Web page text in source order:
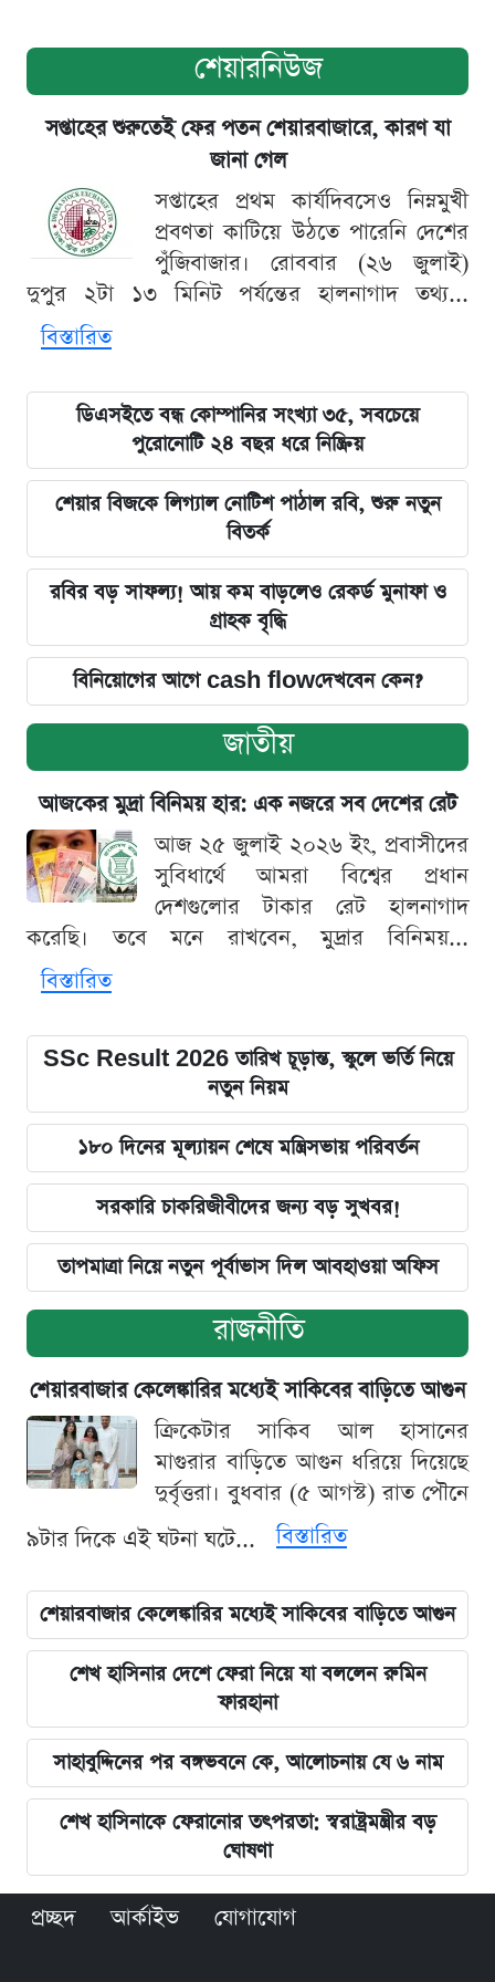
শেয়ারনিউজ
সপ্তাহের শুরুতেই ফের পতন শেয়ারবাজারে, কারণ যা
জানা গেল
সপ্তাহের প্রথম কার্যদিবসেও নিম্নমুখী
প্রবণতা কাটিয়ে উঠতে পারেনি দেশের
পুঁজিবাজার। রোববার (২৬ জুলাই)
দুপুর ২টা ১৩ মিনিট পর্যন্তের হালনাগাদ তথ্য...
বিস্তারিত
ডিএসইতে বন্ধ কোম্পানির সংখ্যা ৩৫, সবচেয়ে
পুরোনোটি ২৪ বছর ধরে নিষ্ক্রিয়
শেয়ার বিজকে লিগ্যাল নোটিশ পাঠাল রবি, শুরু নতুন
বিতর্ক
রবির বড় সাফল্য! আয় কম বাড়লেও রেকর্ড মুনাফা ও
গ্রাহক বৃদ্ধি
বিনিয়োগের আগে cash flowদেখবেন কেন?
জাতীয়
আজকের মুদ্রা বিনিময় হার: এক নজরে সব দেশের রেট
আজ ২৫ জুলাই ২০২৬ ইং, প্রবাসীদের
সুবিধার্থে আমরা বিশ্বের প্রধান
দেশগুলোর টাকার রেট হালনাগাদ
করেছি। তবে মনে রাখবেন, মুদ্রার বিনিময়...
বিস্তারিত
SSc Result 2026 তারিখ চূড়ান্ত, স্কুলে ভর্তি নিয়ে
নতুন নিয়ম
১৮০ দিনের মূল্যায়ন শেষে মন্ত্রিসভায় পরিবর্তন
সরকারি চাকরিজীবীদের জন্য বড় সুখবর!
তাপমাত্রা নিয়ে নতুন পূর্বাভাস দিল আবহাওয়া অফিস
রাজনীতি
শেয়ারবাজার কেলেঙ্কারির মধ্যেই সাকিবের বাড়িতে আগুন
ক্রিকেটার সাকিব আল হাসানের
মাগুরার বাড়িতে আগুন ধরিয়ে দিয়েছে
দুর্বৃত্তরা। বুধবার (৫ আগস্ট) রাত পৌনে
৯টার দিকে এই ঘটনা ঘটে...
বিস্তারিত
শেয়ারবাজার কেলেঙ্কারির মধ্যেই সাকিবের বাড়িতে আগুন
শেখ হাসিনার দেশে ফেরা নিয়ে যা বললেন রুমিন
ফারহানা
সাহাবুদ্দিনের পর বঙ্গভবনে কে, আলোচনায় যে ৬ নাম
শেখ হাসিনাকে ফেরানোর তৎপরতা: স্বরাষ্ট্রমন্ত্রীর বড়
ঘোষণা
প্রচ্ছদ আর্কাইভ যোগাযোগ